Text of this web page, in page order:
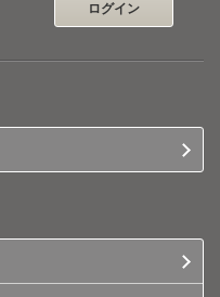
ログイン